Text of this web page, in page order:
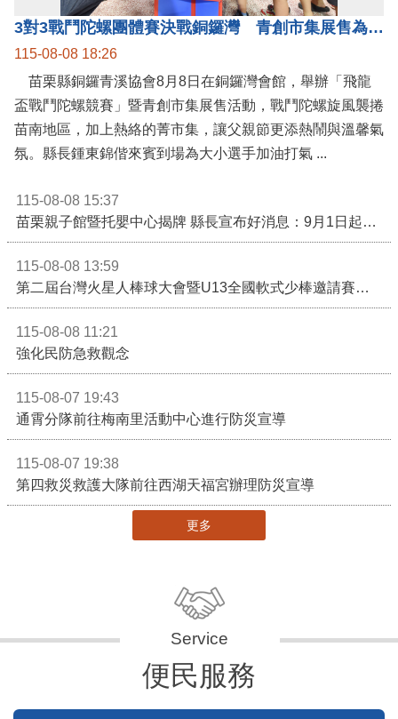
3對3戰鬥陀螺團體賽決戰銅鑼灣 青創市集展售為父親節增添繽紛
115-08-08 18:26
苗栗縣銅鑼青溪協會8月8日在銅鑼灣會館，舉辦「飛龍
盃戰鬥陀螺競賽」暨青創市集展售活動，戰鬥陀螺旋風襲捲
苗南地區，加上熱絡的菁市集，讓父親節更添熱鬧與溫馨氣
氛。縣長鍾東錦偕來賓到場為大小選手加油打氣 ...
115-08-08 15:37
苗栗親子館暨托嬰中心揭牌 縣長宣布好消息：9月1日起調降臨時托嬰費用
115-08-08 13:59
第二屆台灣火星人棒球大會暨U13全國軟式少棒邀請賽在苗栗舉辦
115-08-08 11:21
強化民防急救觀念
115-08-07 19:43
通霄分隊前往梅南里活動中心進行防災宣導
115-08-07 19:38
第四救災救護大隊前往西湖天福宮辦理防災宣導
更多
便民服務